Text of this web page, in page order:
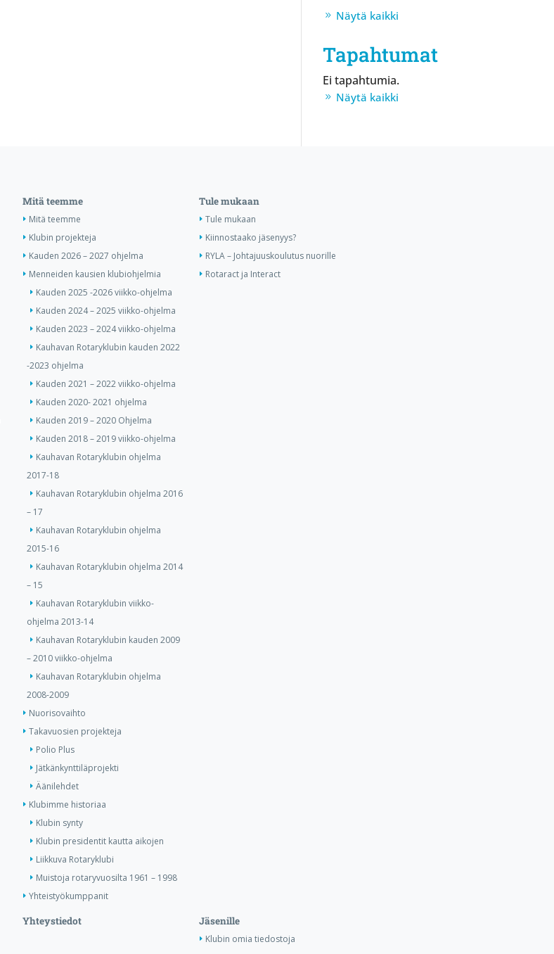
Näytä kaikki
Tapahtumat
Ei tapahtumia.
Näytä kaikki
Mitä teemme
Mitä teemme
Klubin projekteja
Kauden 2026 – 2027 ohjelma
Menneiden kausien klubiohjelmia
Kauden 2025 -2026 viikko-ohjelma
Kauden 2024 – 2025 viikko-ohjelma
Kauden 2023 – 2024 viikko-ohjelma
Kauhavan Rotaryklubin kauden 2022
-2023 ohjelma
Kauden 2021 – 2022 viikko-ohjelma
Kauden 2020- 2021 ohjelma
Kauden 2019 – 2020 Ohjelma
Kauden 2018 – 2019 viikko-ohjelma
Kauhavan Rotaryklubin ohjelma
2017-18
Kauhavan Rotaryklubin ohjelma 2016
– 17
Kauhavan Rotaryklubin ohjelma
2015-16
Kauhavan Rotaryklubin ohjelma 2014
– 15
Kauhavan Rotaryklubin viikko-
ohjelma 2013-14
Kauhavan Rotaryklubin kauden 2009
– 2010 viikko-ohjelma
Kauhavan Rotaryklubin ohjelma
2008-2009
Nuorisovaihto
Takavuosien projekteja
Polio Plus
Jätkänkynttiläprojekti
Äänilehdet
Klubimme historiaa
Klubin synty
Klubin presidentit kautta aikojen
Liikkuva Rotaryklubi
Muistoja rotaryvuosilta 1961 – 1998
Yhteistyökumppanit
Tule mukaan
Tule mukaan
Kiinnostaako jäsenyys?
RYLA – Johtajuuskoulutus nuorille
Rotaract ja Interact
Yhteystiedot Jäsenille
Klubin omia tiedostoja